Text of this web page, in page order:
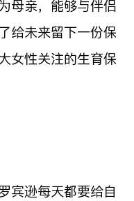
母亲，能够与伴侣
给未来留下一份保
女性关注的生育保
宾逊每天都要给自